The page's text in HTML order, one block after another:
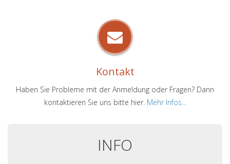
Kontakt
Haben Sie Probleme mit der Anmeldung oder Fragen? Dann
kontaktieren Sie uns bitte hier. Mehr Infos...
INFO